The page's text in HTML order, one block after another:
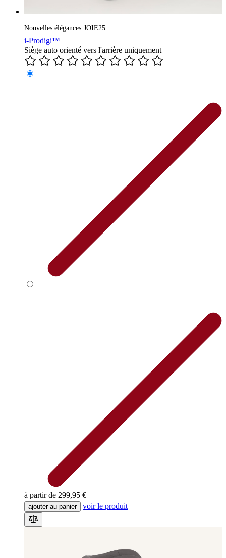
Nouvelles élégances JOIE25
i-Prodigi™
Siège auto orienté vers l'arrière uniquement
à partir de 299,95 €
ajouter au panier voir le produit